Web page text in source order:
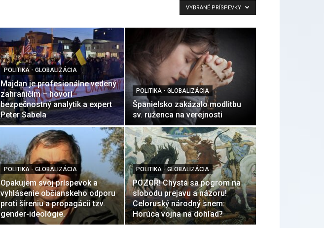
VYBRANÉ PRÍSPEVKY
POLITIKA - GLOBALIZÁCIA
Majdan je profesionálne vedený
zahraničím – hovorí
bezpečnostný analytik a expert
Peter Sabela
POLITIKA - GLOBALIZÁCIA
Španielsko zakázalo modlitbu
sv. ruženca na verejnosti
POLITIKA - GLOBALIZÁCIA
Opakujem svoj príspevok a
vyhlásenie občianskeho odporu
proti šíreniu a propagácii tzv.
gender-ideológie.
POLITIKA - GLOBALIZÁCIA
POZOR! Chystá sa pogrom na
slobodu prejavu a názoru!
Celoruský národný snem:
Horúca vojna na dohľad?